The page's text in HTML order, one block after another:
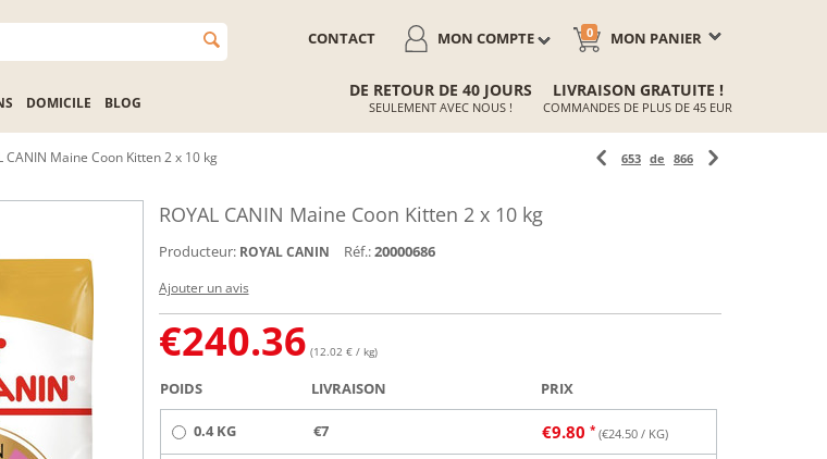
MON PANIER
0
MON COMPTE
CONTACT
DOMICILE BLOG
DE RETOUR DE 40 JOURS
SEULEMENT AVEC NOUS !
LIVRAISON GRATUITE !
COMMANDES DE PLUS DE 45 EUR
CANIN Maine Coon Kitten 2 x 10 kg 653 de 866
ROYAL CANIN Maine Coon Kitten 2 x 10 kg
Producteur: ROYAL CANIN Réf.:20000686
Ajouter un avis
€240.36 (12.02 € / kg)
POIDS LIVRAISON PRIX
0.4 KG €7 €9.80 (€24.50/ KG)